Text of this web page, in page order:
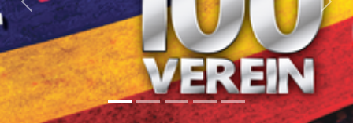
Previous Next